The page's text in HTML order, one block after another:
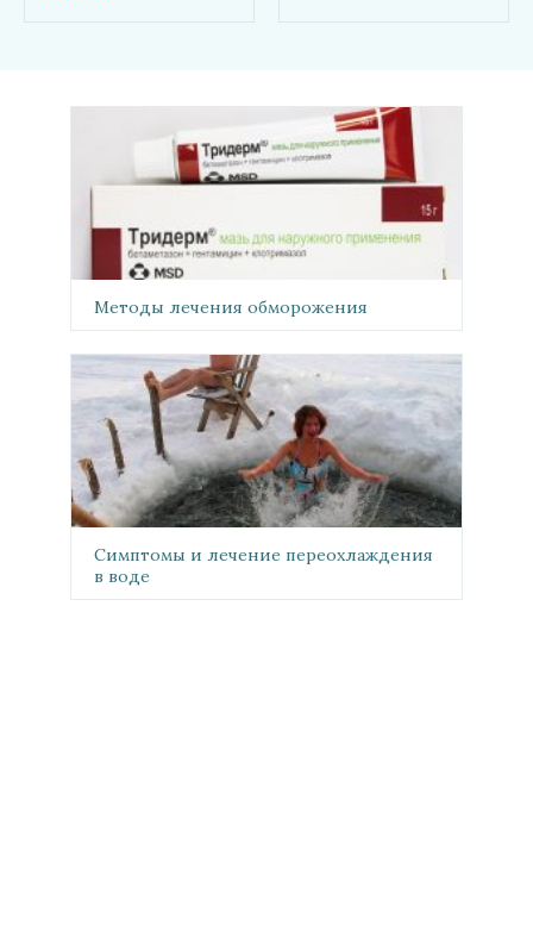
Методы лечения обморожения
Симптомы и лечение переохлаждения
в воде